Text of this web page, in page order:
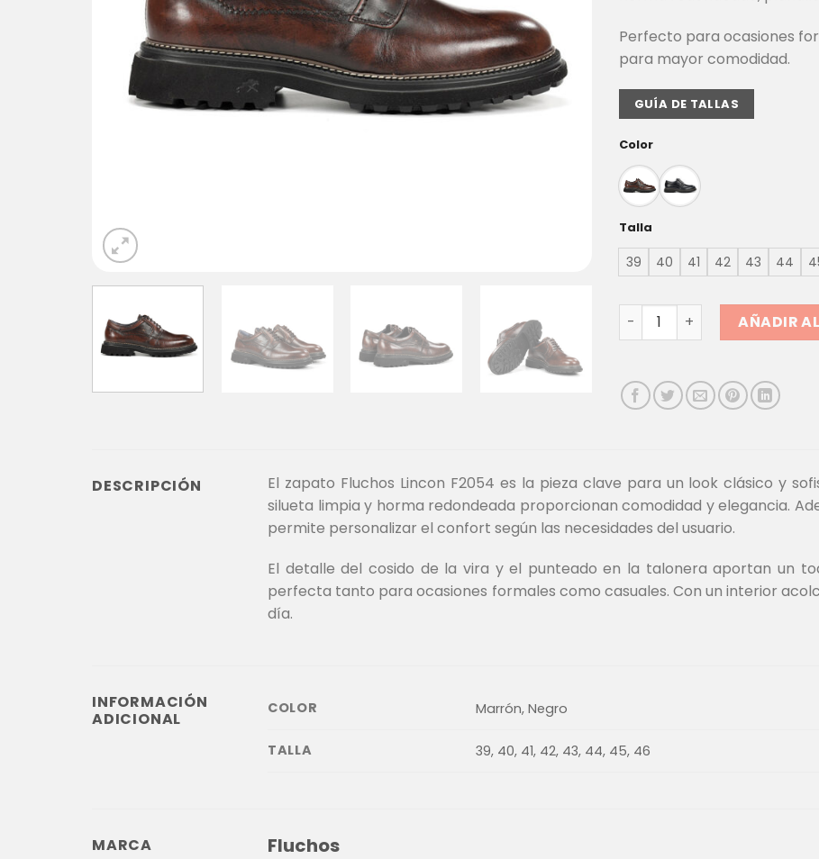
Perfecto para ocasiones
para mayor comodidad.
GUÍA DE TALLAS
Color
Talla
39 40 41 42 43 44
ZAPATO HOMBRE FLUCHOS
AÑADIR
DESCRIPCIÓN
El zapato Fluchos Lincon F2054 es la pieza clave para un look clásico y
silueta limpia y horma redondeada proporcionan comodidad y elegancia.
permite personalizar el confort según las necesidades del usuario.
El detalle del cosido de la vira y el punteado en la talonera aportan un
perfecta tanto para ocasiones formales como casuales. Con un interior
día.
INFORMACIÓN
ADICIONAL
COLOR Marrón, Negro
TALLA 39, 40, 41, 42, 43, 44, 45, 46
MARCA Fluchos